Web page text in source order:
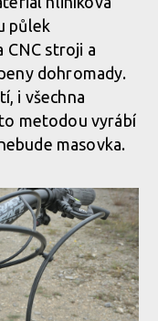
tlumiče
dvou půlek
dvou půlek
dvou půlek
dvou půlek
dvou půlek
půlek
stroji a
dohromady.
i všechna
metodou vyrábí
masovka.